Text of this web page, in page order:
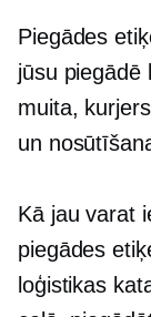
Piegādes
jūsu piegādē
muita,
un
Kā jau varat
piegādes
loģistikas